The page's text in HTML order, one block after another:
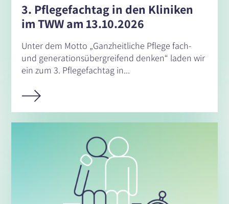
3. Pflegefachtag in den Kliniken
im TWW am 13.10.2026
Unter dem Motto „Ganzheitliche Pflege fach-
und generationsübergreifend denken“ laden wir
ein zum 3. Pflegefachtag in...